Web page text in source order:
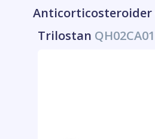
Anticorticosteroider
Trilostan QH02CA01